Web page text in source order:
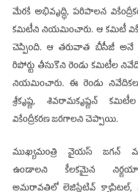
మేరకే అభివృద్ధి, పరిపాలన
కమిటీని నియమించారు. ఆ కమిటీ
చెప్పింది. ఆ తరువాత బీసీజీ అనే
రిపోర్టు తీసుకొని రెండు కమిటీల
నియమించారు. ఈ రెండు
శ్రీకృష్ణ, శివరామకృష్ణన్‌
వికేంద్రీకరణ జరగాలని చెప్పాయి.
ముఖ్యమంత్రి వైయస్‌ జగన్‌
ఉండాలని కీలకమైన